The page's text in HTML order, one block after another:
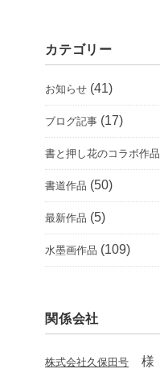
カテゴリー
お知らせ (41)
ブログ記事 (17)
書と押し花のコラボ作品
書道作品 (50)
最新作品 (5)
水墨画作品 (109)
関係会社
株式会社久保田号 様